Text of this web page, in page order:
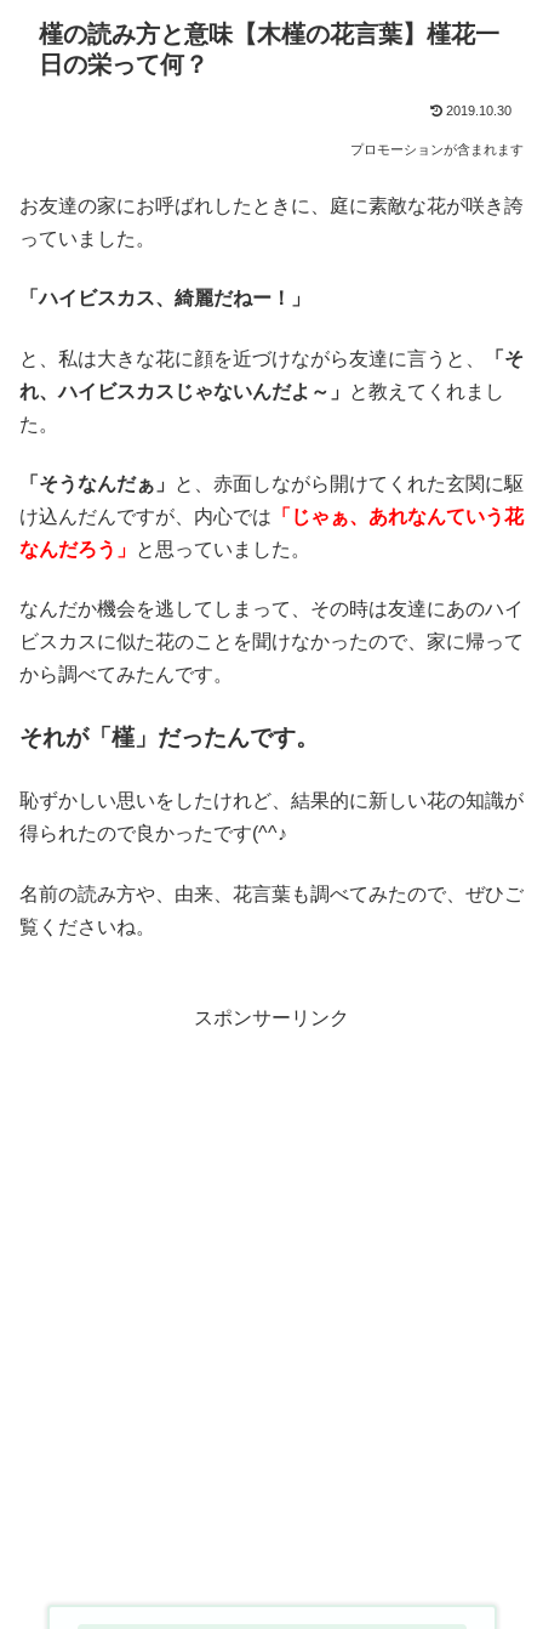
槿の読み方と意味【木槿の花言葉】槿花一
日の栄って何？
2019.10.30
プロモーションが含まれます
お友達の家にお呼ばれしたときに、庭に素敵な花が咲き誇
っていました。
「ハイビスカス、綺麗だねー！」
と、私は大きな花に顔を近づけながら友達に言うと、
「そ
れ、ハイビスカスじゃないんだよ～」
と教えてくれまし
た。
「そうなんだぁ」
と、赤面しながら開けてくれた玄関に駆
け込んだんですが、内心では 「じゃぁ、あれなんていう花
なんだろう」 と思っていました。
なんだか機会を逃してしまって、その時は友達にあのハイ
ビスカスに似た花のことを聞けなかったので、家に帰って
から調べてみたんです。
それが「槿」だったんです。
恥ずかしい思いをしたけれど、結果的に新しい花の知識が
得られたので良かったです(^^♪
名前の読み方や、由来、花言葉も調べてみたので、ぜひご
覧くださいね。
スポンサーリンク